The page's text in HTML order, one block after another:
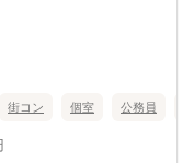
ティー♪
街コン 個室 公務員